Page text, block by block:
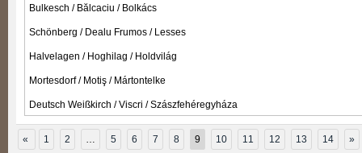
Bulkesch / Bălcaciu / Bolkács
Schönberg / Dealu Frumos / Lesses
Halvelagen / Hoghilag / Holdvilág
Mortesdorf / Motiş / Mártontelke
Deutsch Weißkirch / Viscri / Szászfehéregyháza
« 1 2 … 5 6 7 8 9 10 11 12 13 14 »